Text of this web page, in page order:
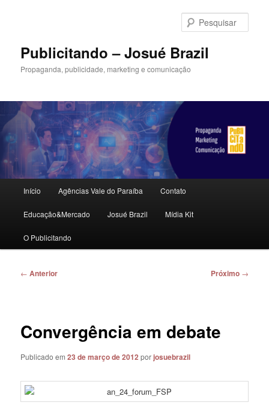
principalPublicitando – Josué Brazil
Propaganda, publicidade, marketing e comunicação
principal
Início Agências Vale do Paraíba Contato
Educação&Mercado Josué Brazil Mídia Kit
O Publicitando
Navegação
← Anterior Próximo →
Convergência em debate
Publicado em23 de março de 2012 porjosuebrazil